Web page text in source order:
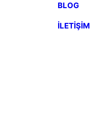
BLOG
İLETİŞİM